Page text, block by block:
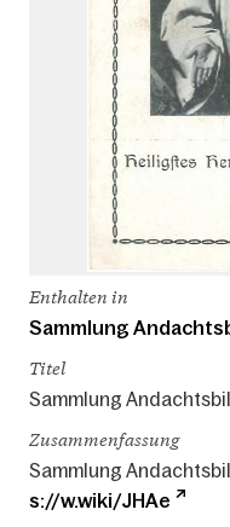
Enthalten in
Sammlung
Titel
Sammlung
Zusammenfassung
Sammlung
s://w.wiki/JHAe